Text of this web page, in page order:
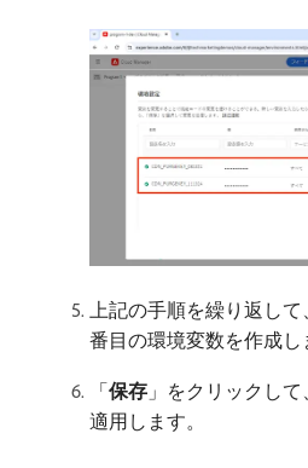
上記の手順を繰り返して、
番目の環境変数を作成し
「保存 」をクリックし
適用します。